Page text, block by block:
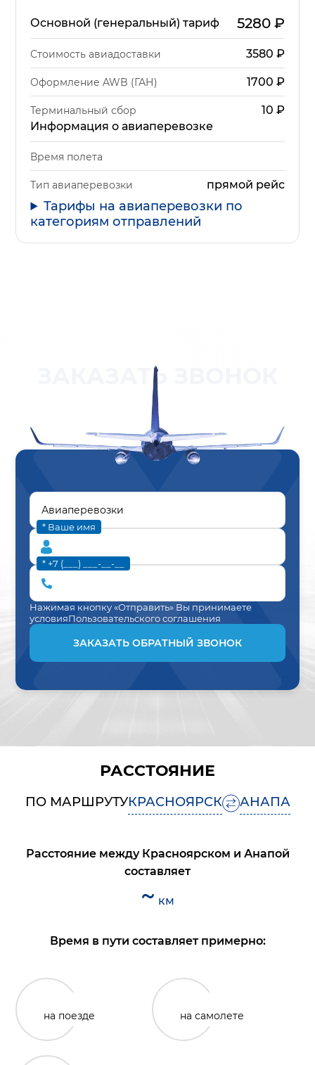
Основной (генеральный) тариф 5280₽
Стоимость авиадоставки 3580 ₽
Оформление AWB (ГАН) 1700 ₽
Терминальный сбор 10 ₽
Информация о авиаперевозке
Время полета
Тип авиаперевозки прямой рейс
Тарифы на авиаперевозки по
категориям отправлений
ЗАКАЗАТЬ ЗВОНОК
* Ваше имя
* +7 (___) ___-__-__
Нажимая кнопку «Отправить» Вы принимаете
условияПользовательского соглашения
ЗАКАЗАТЬ ОБРАТНЫЙ ЗВОНОК
РАССТОЯНИЕ
ПО МАРШРУТУКРАСНОЯРСК АНАПА
Расстояние между Красноярском и Анапой
составляет
~ км
Время в пути составляет примерно:
на поезде на самолете